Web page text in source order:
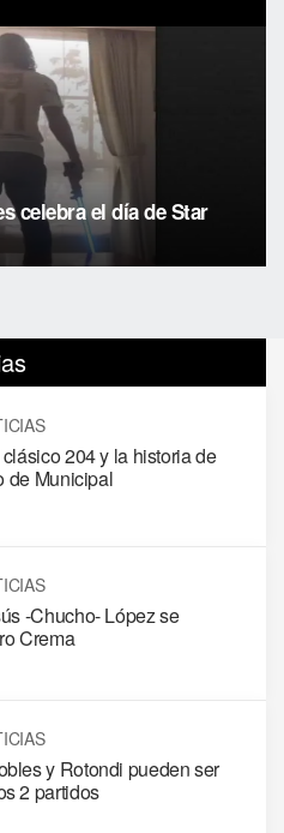
celebra el día de Star
204 y la historia de
de Municipal
-Chucho- López se
Crema
y Rotondi pueden ser
2 partidos